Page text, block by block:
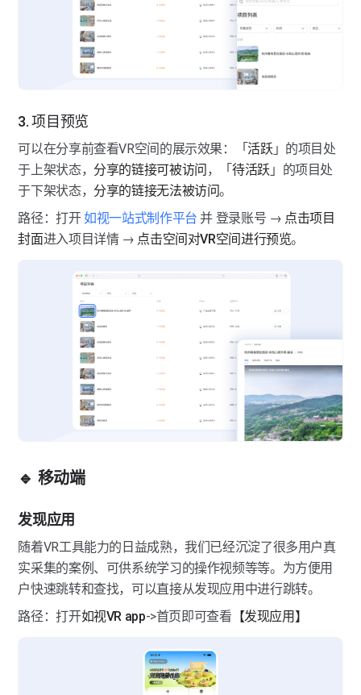
3. 项目预览
可以在分享前查看VR空间的展示效果：「 活跃」的项目处
于上架状态， 分享的链接可被访问 ，「待活跃」的项目处
于下架状态， 分享的链接无法被访问。
路径：打开 如视一站式制作平台 并 登录账号 → 点击项目
封面进入项目详情 → 点击空间对VR空间进行预览。
🔹 移动端
发现应用
随着VR工具能力的日益成熟，我们已经沉淀了很多用户真
实采集的案例、可供系统学习的操作视频等等。为方便用
户快速跳转和查找，可以直接从发现应用中进行跳转。
路径：打开如视VR app->首页即可查看 【发现应用】